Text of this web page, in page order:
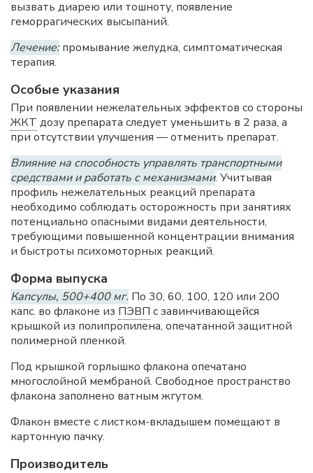
вызвать диарею или тошноту, появление
геморрагических высыпаний.
Лечение:промывание желудка, симптоматическая
терапия.
Особые указания
При появлении нежелательных эффектов со стороны
ЖКТ дозу препарата следует уменьшить в 2 раза, а
при отсутствии улучшения — отменить препарат.
Влияние на способность управлять транспортными
средствами и работать с механизмами. Учитывая
профиль нежелательных реакций препарата
необходимо соблюдать осторожность при занятиях
потенциально опасными видами деятельности,
требующими повышенной концентрации внимания
и быстроты психомоторных реакций.
Форма выпуска
Капсулы, 500+400 мг. По 30, 60, 100, 120 или 200
капс. во флаконе из ПЭВП с завинчивающейся
крышкой из полипропилена, опечатанной защитной
полимерной пленкой.
Под крышкой горлышко флакона опечатано
многослойной мембраной. Свободное пространство
флакона заполнено ватным жгутом.
Флакон вместе с листком-вкладышем помещают в
картонную пачку.
Производитель